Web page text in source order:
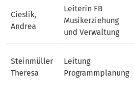
Cieslik,
Andrea
Leiterin FB
Musikerziehung
und Verwaltung
Steinmüller
Theresa
Leitung
Programmplanung